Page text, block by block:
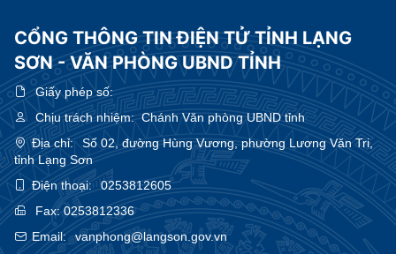
CỔNG THÔNG TIN ĐIỆN TỬ TỈNH LẠNG
SƠN - VĂN PHÒNG UBND TỈNH
Giấy phép số:
Chịu trách nhiệm:Chánh Văn phòng UBND tỉnh
Địa chỉ:
Số 02, đường Hùng Vương, phường Lương Văn Tri,
tỉnh Lạng Sơn
Điện thoại:
0253812605
Fax:0253812336
Email:
vanphong@langson.gov.vn